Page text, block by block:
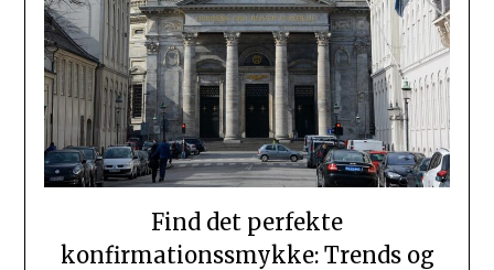
Find det perfekte
konfirmationssmykke: Trends og